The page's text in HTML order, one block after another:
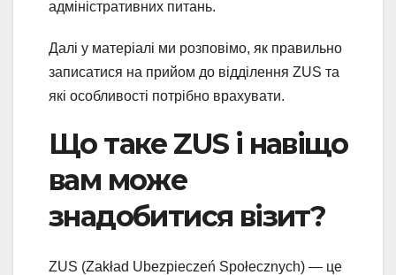
адміністративних питань.
Далі у матеріалі ми розповімо, як правильно
записатися на прийом до відділення ZUS та
які особливості потрібно врахувати.
Що таке ZUS і навіщо
вам може
знадобитися візит?
ZUS (Zakład Ubezpieczeń Społecznych) — це